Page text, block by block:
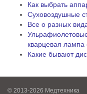
Как выбрать
Суховоздушные
Все о разных
кварцевая лампа
Какие бывают
© 2013-2026 Медтехника